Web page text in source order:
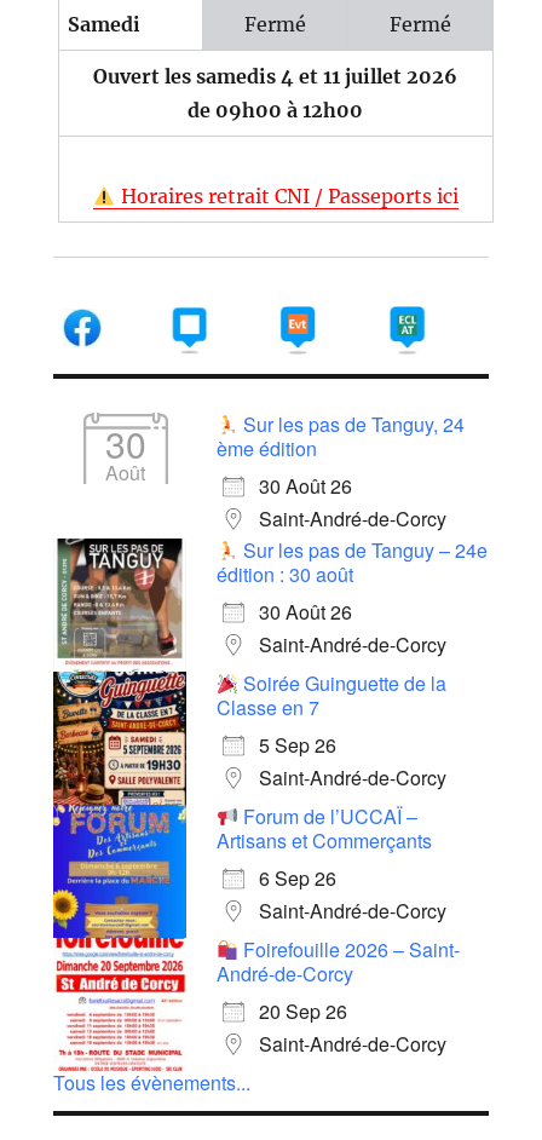
Samedi Fermé Fermé
Ouvert les samedis 4 et 11 juillet 2026
de 09h00 à 12h00
Horaires retrait CNI / Passeports ici
30
Août
Sur les pas de Tanguy, 24
ème édition
30 Août 26
Saint-André-de-Corcy
Sur les pas de Tanguy – 24e
édition : 30 août
30 Août 26
Saint-André-de-Corcy
Soirée Guinguette de la
Classe en 7
5 Sep 26
Saint-André-de-Corcy
Forum de l’UCCAÏ –
Artisans et Commerçants
6 Sep 26
Saint-André-de-Corcy
Foirefouille 2026 – Saint-
André-de-Corcy
20 Sep 26
Saint-André-de-Corcy
Tous les évènements...